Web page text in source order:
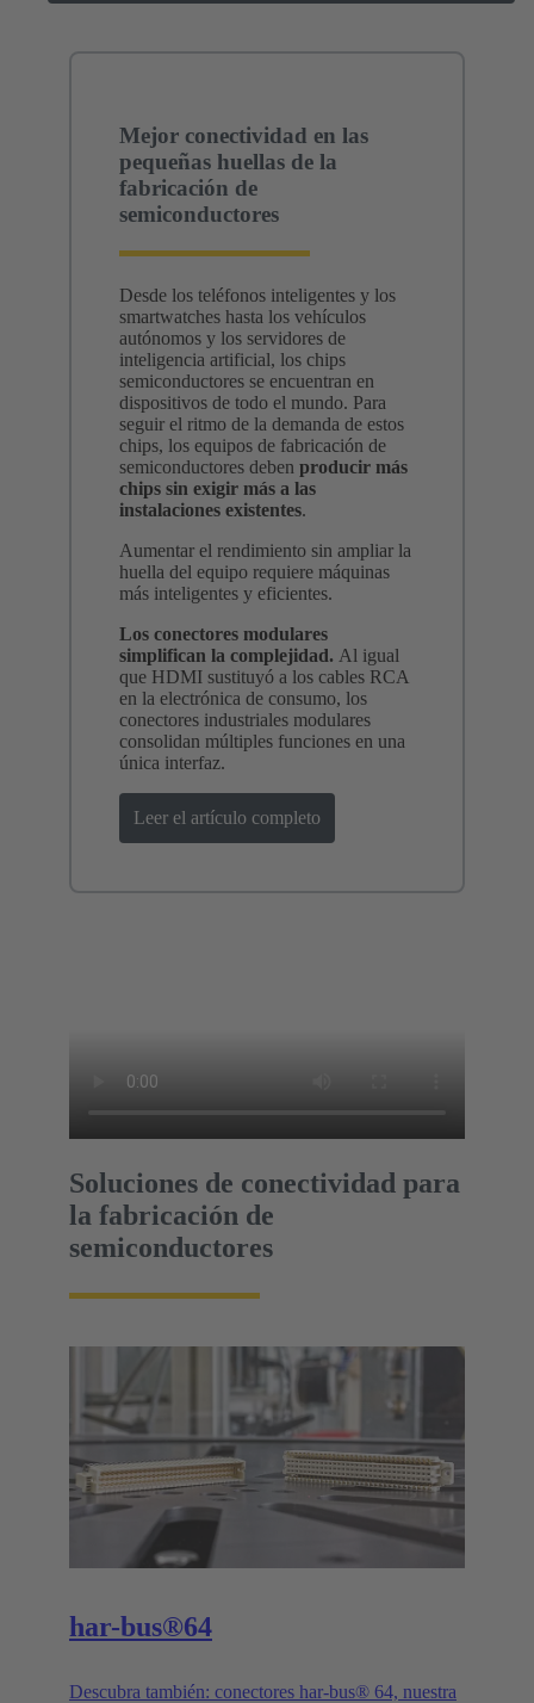
Mejor conectividad en las
pequeñas huellas de la
fabricación de
semiconductores
Desde los teléfonos inteligentes y los
smartwatches hasta los vehículos
autónomos y los servidores de
inteligencia artificial, los chips
semiconductores se encuentran en
dispositivos de todo el mundo. Para
seguir el ritmo de la demanda de estos
chips, los equipos de fabricación de
semiconductores deben producir más
chips sin exigir más a las
instalaciones existentes.
Aumentar el rendimiento sin ampliar la
huella del equipo requiere máquinas
más inteligentes y eficientes.
Los conectores modulares
simplifican la complejidad. Al igual
que HDMI sustituyó a los cables RCA
en la electrónica de consumo, los
conectores industriales modulares
consolidan múltiples funciones en una
única interfaz.
Leer el artículo completo
Soluciones de conectividad para
la fabricación de
semiconductores
har-bus®64
Descubra también: conectores har-bus® 64, nuestra